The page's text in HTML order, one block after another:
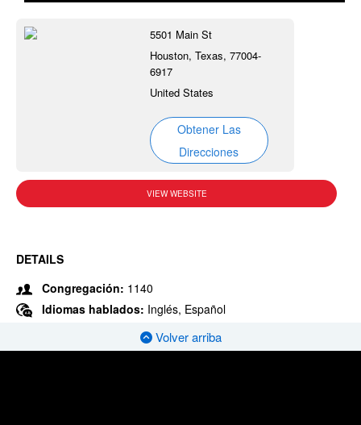
5501 Main St
Houston, Texas, 77004-
6917
United States
Obtener Las
Direcciones
VIEW WEBSITE
DETAILS
Congregación: 1140
Idiomas hablados: Inglés, Español
Volver arriba